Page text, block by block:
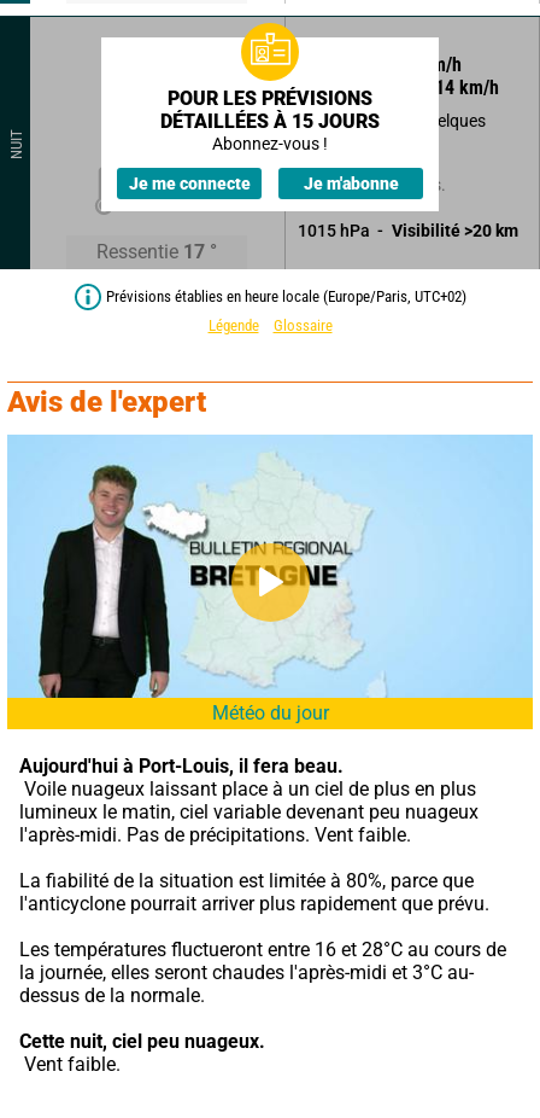
NUIT
18°
Ressentie 17 °
km/h
Rafales à
14 km/h
Ciel clair malgré quelques
nuages.
Sans précipitations.
1015 hPa Visibilité >20 km
POUR LES PRÉVISIONS
DÉTAILLÉES À 15 JOURS
Abonnez-vous !
Je me connecte Je m'abonne
Prévisions établies en heure locale (Europe/Paris, UTC+02)
Légende
Glossaire
Avis de l'expert
Météo du jour
Aujourd'hui à Port-Louis, il fera beau.
lumineux le matin, ciel variable devenant peu nuageux
l'après-midi. Pas de précipitations. Vent faible.
La fiabilité de la situation est limitée à 80%, parce que
l'anticyclone pourrait arriver plus rapidement que prévu.
Les températures fluctueront entre 16 et 28°C au cours de
la journée, elles seront chaudes l'après-midi et 3°C au-
dessus de la normale.
Cette nuit, ciel peu nuageux.
Vent faible.